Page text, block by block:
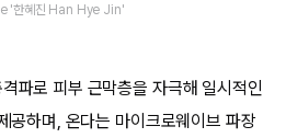
'한혜진 Han Hye Jin'
파로 피부 근막층을 자극해 일시적인
공하며, 온다는 마이크로웨이브 파장